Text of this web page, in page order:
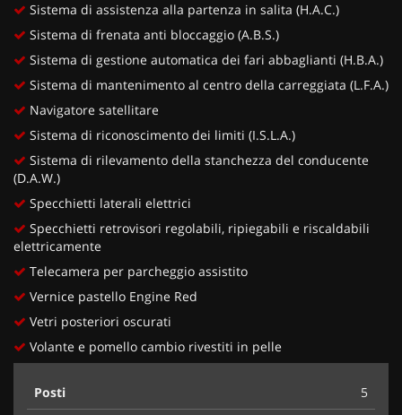
Sistema di assistenza alla partenza in salita (H.A.C.)
Sistema di frenata anti bloccaggio (A.B.S.)
Sistema di gestione automatica dei fari abbaglianti (H.B.A.)
Sistema di mantenimento al centro della carreggiata (L.F.A.)
Navigatore satellitare
Sistema di riconoscimento dei limiti (I.S.L.A.)
Sistema di rilevamento della stanchezza del conducente
(D.A.W.)
Specchietti laterali elettrici
Specchietti retrovisori regolabili, ripiegabili e riscaldabili
elettricamente
Telecamera per parcheggio assistito
Vernice pastello Engine Red
Vetri posteriori oscurati
Volante e pomello cambio rivestiti in pelle
Posti
5